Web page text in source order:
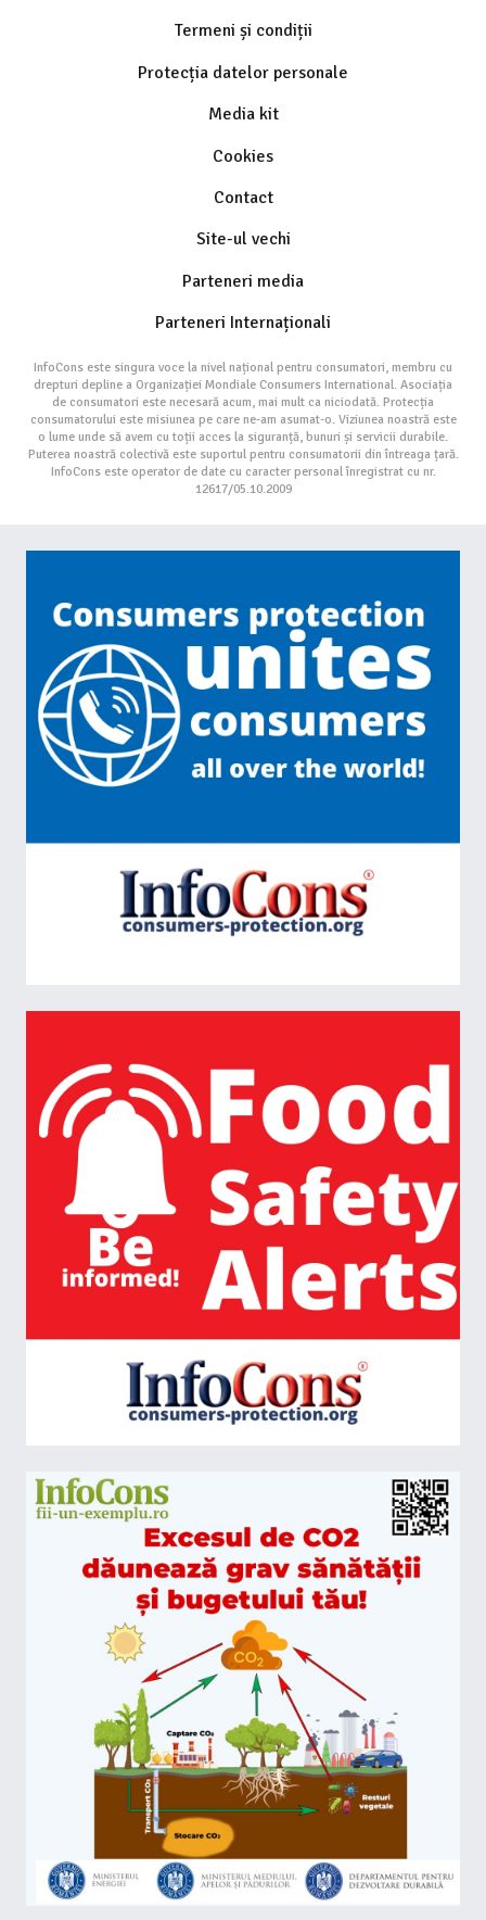
Termeni și condiții
Protecția datelor personale
Media kit
Cookies
Contact
Site-ul vechi
Parteneri media
Parteneri Internaționali
InfoCons este singura voce la nivel național pentru consumatori, membru cu
drepturi depline a Organizației Mondiale Consumers International. Asociația
de consumatori este necesară acum, mai mult ca niciodată. Protecția
consumatorului este misiunea pe care ne-am asumat-o. Viziunea noastră este
o lume unde să avem cu toții acces la siguranță, bunuri și servicii durabile.
Puterea noastră colectivă este suportul pentru consumatorii din întreaga țară.
InfoCons este operator de date cu caracter personal înregistrat cu nr.
12617/05.10.2009